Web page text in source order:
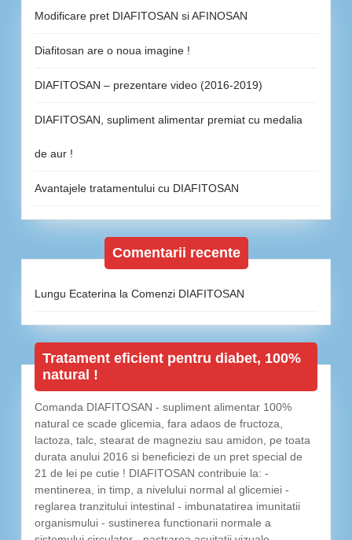
Modificare pret DIAFITOSAN si AFINOSAN
Diafitosan are o noua imagine !
DIAFITOSAN – prezentare video (2016-2019)
DIAFITOSAN, supliment alimentar premiat cu medalia
de aur !
Avantajele tratamentului cu DIAFITOSAN
Comentarii recente
Lungu Ecaterina la Comenzi DIAFITOSAN
Tratament eficient pentru diabet, 100%
natural !
Comanda DIAFITOSAN - supliment alimentar 100%
natural ce scade glicemia, fara adaos de fructoza,
lactoza, talc, stearat de magneziu sau amidon, pe toata
durata anului 2016 si beneficiezi de un pret special de
21 de lei pe cutie ! DIAFITOSAN contribuie la: -
mentinerea, in timp, a nivelului normal al glicemiei -
reglarea tranzitului intestinal - imbunatatirea imunitatii
organismului - sustinerea functionarii normale a